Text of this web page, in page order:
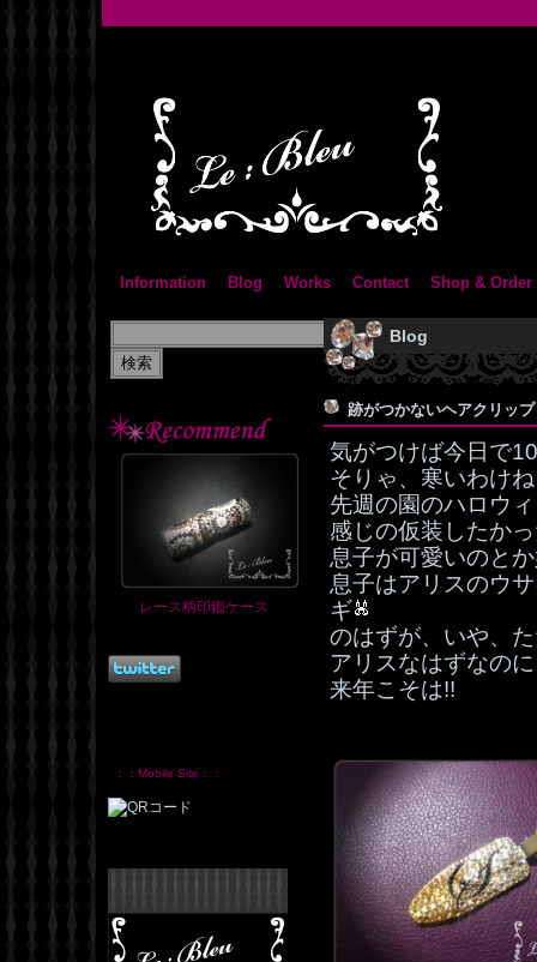
Information Blog Works Contact Shop & Order
レース柄印鑑ケース
：：Mobile Site：：
Blog
跡がつかないヘアクリッ
気がつけば今日で
そりゃ、寒いわけ
先週の園のハロウ
感じの仮装したか
息子が可愛いのと
息子はアリスのウ
ギ
のはずが、いや、
アリスなはずなの
来年こそは!!